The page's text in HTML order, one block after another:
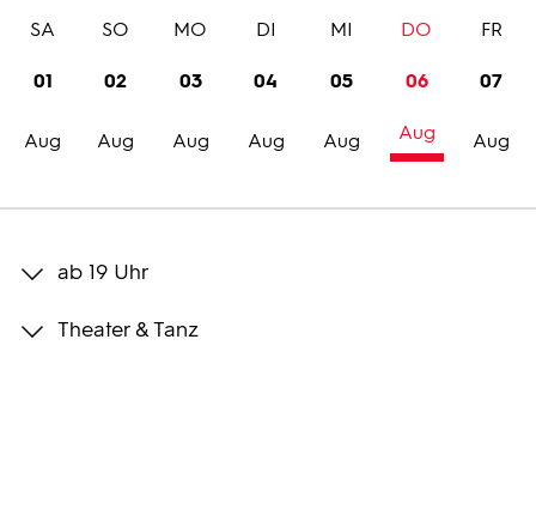
Trailer
Bilder
01
Aug
SA
02
Aug
SO
03
Aug
MO
04
Aug
DI
05
Aug
MI
06
Aug
DO
07
Aug
FR
ab 19 Uhr
Theater & Tanz